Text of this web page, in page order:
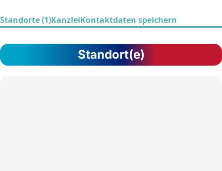
Standorte (1)KanzleiKontaktdaten speichern
Standort(e)